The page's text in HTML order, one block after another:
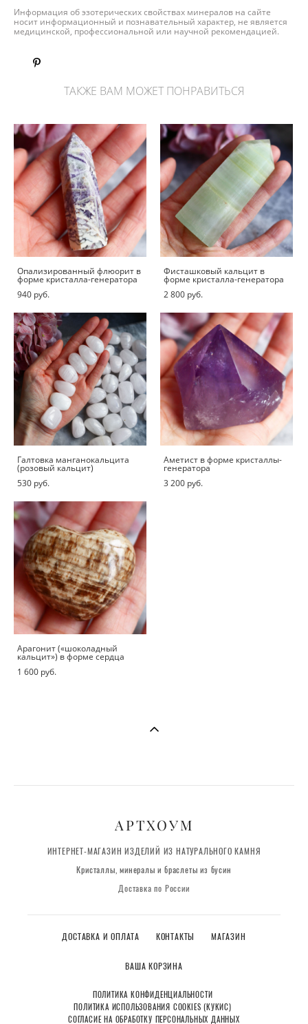
Информация об эзотерических свойствах минералов на сайте
носит информационный и познавательный характер, не является
медицинской, профессиональной или научной рекомендацией.
ТАКЖЕ ВАМ МОЖЕТ ПОНРАВИТЬСЯ
Опализированный флюорит в
форме кристалла-генератора
940 pуб.
Фисташковый кальцит в
форме кристалла-генератора
2 800 pуб.
Галтовка манганокальцита
(розовый кальцит)
530 pуб.
Аметист в форме кристаллы-
генератора
3 200 pуб.
Арагонит («шоколадный
кальцит») в форме сердца
1 600 pуб.
АРТХОУМ
ИНТЕРНЕТ-МАГАЗИН ИЗДЕЛИЙ ИЗ НАТУРАЛЬНОГО КАМНЯ
Кристаллы, минералы и браслеты из бусин
Доставка по России
ДОСТАВКА И ОПЛАТА КОНТАКТЫ МАГАЗИН
ВАША КОРЗИНА
ПОЛИТИКА КОНФИДЕНЦИАЛЬНОСТИ
ПОЛИТИКА ИСПОЛЬЗОВАНИЯ COOKIES (КУКИС)
СОГЛАСИЕ НА ОБРАБОТКУ ПЕРСОНАЛЬНЫХ ДАННЫХ